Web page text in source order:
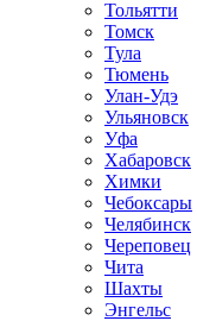
Тольятти
Томск
Тула
Тюмень
Улан-Удэ
Ульяновск
Уфа
Хабаровск
Химки
Чебоксары
Челябинск
Череповец
Чита
Шахты
Энгельс